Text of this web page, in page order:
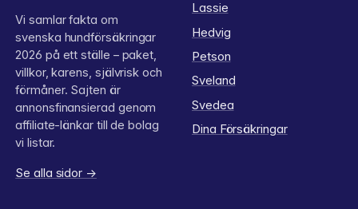
Vi samlar fakta om
svenska hundförsäkringar
2026 på ett ställe – paket,
villkor, karens, självrisk och
förmåner. Sajten är
annonsfinansierad genom
affiliate-länkar till de bolag
vi listar.
Se alla sidor →
Lassie
Hedvig
Petson
Sveland
Svedea
Dina Försäkringar